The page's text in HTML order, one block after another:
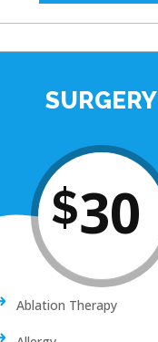
SURGERY
$30
Ablation Therapy